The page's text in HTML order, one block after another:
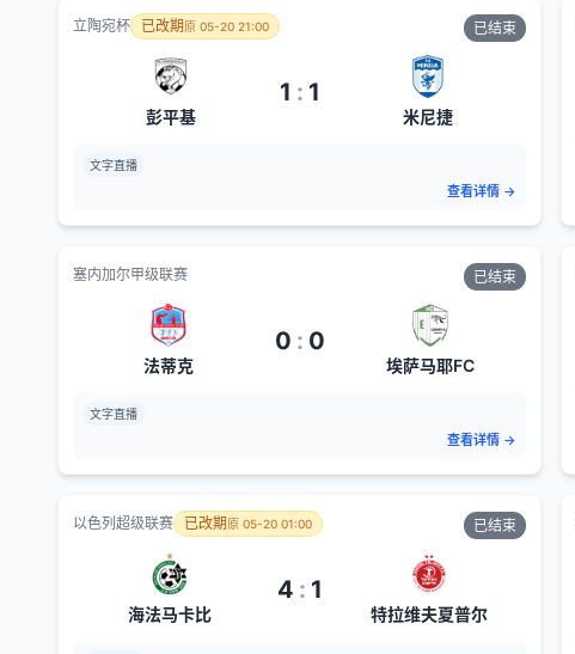
立陶宛杯 已改期原 05-20 21:00 已结束
彭平基
1 : 1
米尼捷
文字直播
查看详情 →
塞内加尔甲级联赛 已结束
法蒂克
0 : 0
埃萨马耶FC
文字直播
查看详情 →
以色列超级联赛 已改期原 05-20 01:00 已结束
海法马卡比
4 : 1
特拉维夫夏普尔